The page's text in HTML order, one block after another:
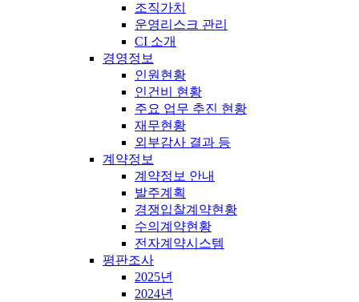
조직가치
운영리스크 관리
CI 소개
경영정보
인원현황
인건비 현황
주요 업무 추진 현황
재무현황
외부감사 결과 등
계약정보
계약정보 안내
발주계획
경쟁입찰계약현황
수의계약현황
전자계약시스템
평판조사
2025년
2024년